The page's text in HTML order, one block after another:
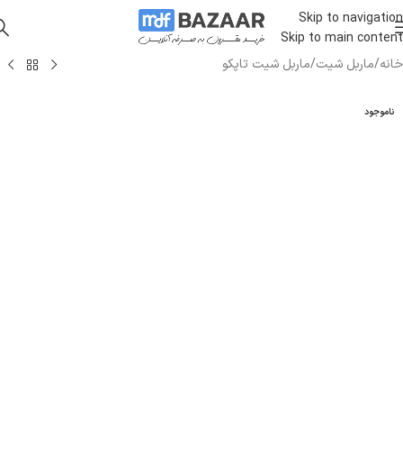
Skip to navigation
Skip to main content
خانه/ماربل شیت/ماربل شیت تاپکو
ناموجود